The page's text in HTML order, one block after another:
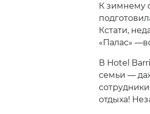
К зимнему
Кстати,
«Палас»
В Hotel
семьи —
отдыха!